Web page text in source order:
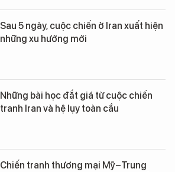
Sau 5 ngày, cuộc chiến ở Iran xuất hiện
những xu hướng mới
Những bài học đắt giá từ cuộc chiến
tranh Iran và hệ lụy toàn cầu
Chiến tranh thương mại Mỹ–Trung